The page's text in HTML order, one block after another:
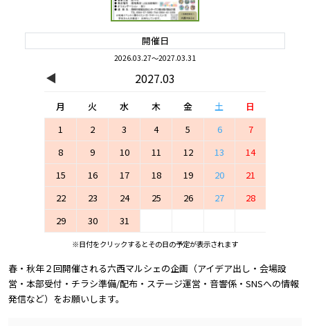
開催日
2026.03.27～2027.03.31
◀ 2027.03
月 火 水 木 金 土
日
1
2 3 4 5 6
7
8
9 10 11 12 13
14
15
16 17 18 19 20
21
22
23 24 25 26 27
28
29
30 31
※日付をクリックするとその日の予定が表示されます
春・秋年２回開催される六西マルシェの企画（アイデア出し・会場設
営・本部受付・チラシ準備/配布・ステージ運営・音響係・SNSへの情報
発信など）をお願いします。